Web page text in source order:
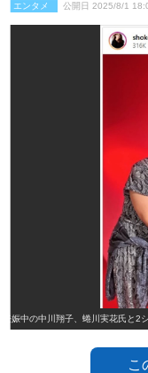
エンタメ 公開日 2025/8/1
妊娠中の中川翔子、蜷川実花氏と
こ